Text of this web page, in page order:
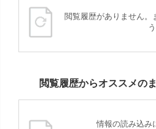
閲覧履歴がありません。
う
閲覧履歴からオススメの
情報の読み込み